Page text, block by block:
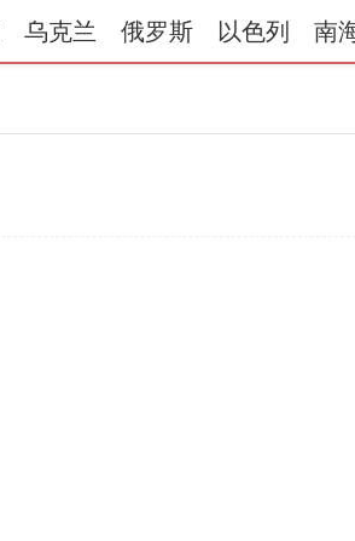
乌克兰 俄罗斯 以色列 南